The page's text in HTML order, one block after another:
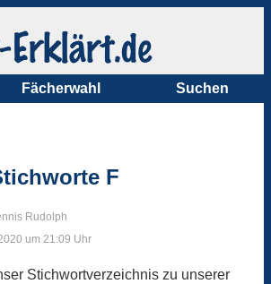
Fächerwahl Suchen
F
Rudolph
um 21:09 Uhr
Stichwortverzeichnis zu unserer